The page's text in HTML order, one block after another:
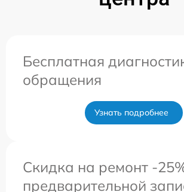
Бесплатная
обращения
Узнать подробнее
Скидка на ремонт -
предварительной